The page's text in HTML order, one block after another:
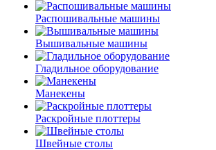
Распошивальные машины
Вышивальные машины
Гладильное оборудование
Манекены
Раскройные плоттеры
Швейные столы